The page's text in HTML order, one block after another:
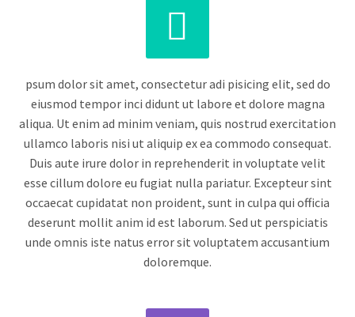


psum dolor sit amet, consectetur adi pisicing elit, sed do
eiusmod tempor inci didunt ut labore et dolore magna
aliqua. Ut enim ad minim veniam, quis nostrud exercitation
ullamco laboris nisi ut aliquip ex ea commodo consequat.
Duis aute irure dolor in reprehenderit in voluptate velit
esse cillum dolore eu fugiat nulla pariatur. Excepteur sint
occaecat cupidatat non proident, sunt in culpa qui officia
deserunt mollit anim id est laborum. Sed ut perspiciatis
unde omnis iste natus error sit voluptatem accusantium
doloremque.